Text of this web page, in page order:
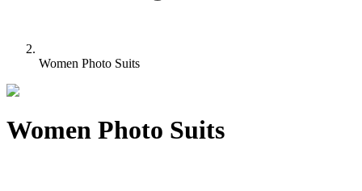
Women Photo Suits
Women Photo Suits